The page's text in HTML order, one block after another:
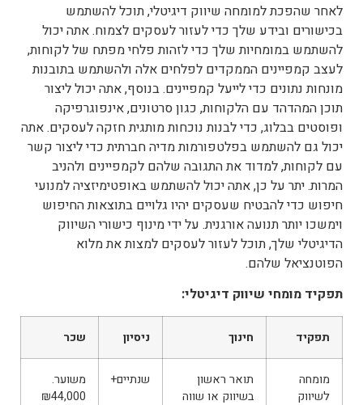
לאחר שהפכת למומחה שיווק דיגיטלי, תוכל להשתמש
בכישורים ובידע שלך כדי לעזור לעסקים לצמוח. אתה יכול
להשתמש במומחיות שלך כדי לזהות פלחי מפתח של לקוחות,
לעצב קמפיינים הממקדים לפלחים אלה ולהשתמש בתובנות
מונחות נתונים כדי לייעל קמפיינים. בנוסף, אתה יכול ליצור
תוכן המהדהד עם הלקוחות, כגון סרטונים, אינפוגרפיקה
ופוסטים בבלוג, כדי לבנות נוכחות מותגית חזקה לעסקים. אתה
יכול גם להשתמש בפלטפורמות מדיה חברתית כדי ליצור קשר
עם לקוחות, למדוד את התגובה שלהם לקמפיינים ולהניב
המרות. יתר על כן, אתה יכול להשתמש באופטימיזציה למנועי
חיפוש כדי להבטיח שעסקים יהיו גלויים בתוצאות החיפוש
וימשכו יותר תנועה אורגנית. על ידי מינוף כישורי השיווק
הדיגיטלי שלך, תוכל לעזור לעסקים למצות את מלוא
הפוטנציאל שלהם.
תפקיד מומחי שיווק דיגיטלי:
תפקיד חינוך ניסיון שכר
מומחה
לשיווק
תואר ראשון
בשיווק או שווה
שנתיים+
משוער.
₪44,000